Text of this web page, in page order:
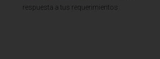
respuesta a tus requerimientos